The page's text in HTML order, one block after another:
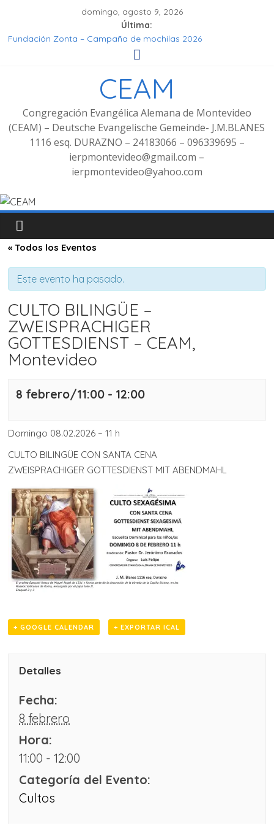
domingo, agosto 9, 2026
Última:
Fundación Zonta – Campaña de mochilas 2026
Seminar Hören, Verstehen, Geniessen
Fotos Culto bilingüe 8/2025 con bienvenida de grupo
CEAM
Congregación Evangélica Alemana de Montevideo
(CEAM) – Deutsche Evangelische Gemeinde- J.M.BLANES
1116 esq. DURAZNO – 24183066 – 096339695 –
ierpmontevideo@gmail.com –
ierpmontevideo@yahoo.com
« Todos los Eventos
Este evento ha pasado.
CULTO BILINGÜE –
ZWEISPRACHIGER
GOTTESDIENST – CEAM,
Montevideo
8 febrero/11:00 - 12:00
Domingo 08.02.2026 – 11 h
CULTO BILINGÜE CON SANTA CENA
ZWEISPRACHIGER GOTTESDIENST MIT ABENDMAHL
+ GOOGLE CALENDAR + EXPORTAR ICAL
Detalles
Fecha:
8 febrero
Hora:
11:00 - 12:00
Categoría del Evento:
Cultos